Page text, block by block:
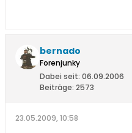
bernado
Forenjunky
Dabei seit: 06.09.2006
Beiträge: 2573
23.05.2009, 10:58